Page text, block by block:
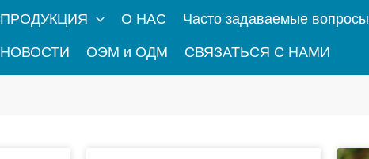
ПРОДУКЦИЯ О НАС
Часто задаваемые вопросы
НОВОСТИ
ОЭМ и ОДМ СВЯЗАТЬСЯ С НАМИ